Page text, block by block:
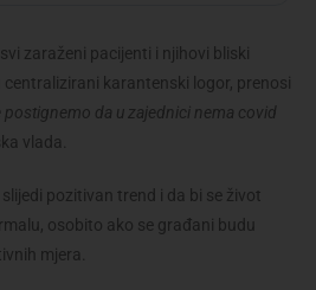
zaraženi pacijenti i njihovi bliski
karantenski logor, prenosi
postignemo da u zajednici nema covid
vlada.
pozitivan trend i da bi se život
osobito ako se građani budu
mjera.